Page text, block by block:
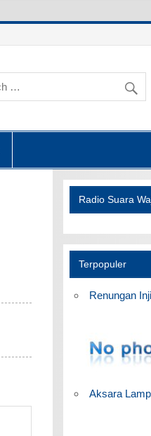
Radio Suara
Terpopuler
Renungan
Aksara